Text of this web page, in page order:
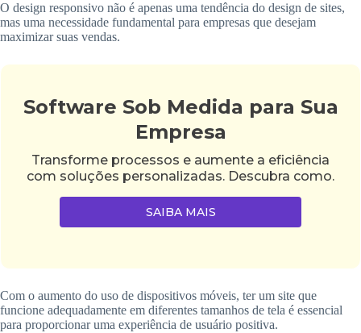
O design responsivo não é apenas uma tendência do design de sites,
mas uma necessidade fundamental para empresas que desejam
maximizar suas vendas.
Software Sob Medida para Sua
Empresa
Transforme processos e aumente a eficiência
com soluções personalizadas. Descubra como.
SAIBA MAIS
Com o aumento do uso de dispositivos móveis, ter um site que
funcione adequadamente em diferentes tamanhos de tela é essencial
para proporcionar uma experiência de usuário positiva.